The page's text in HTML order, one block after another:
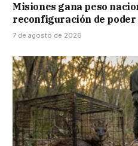
Misiones gana peso
reconfiguración de
7 de agosto de 2026